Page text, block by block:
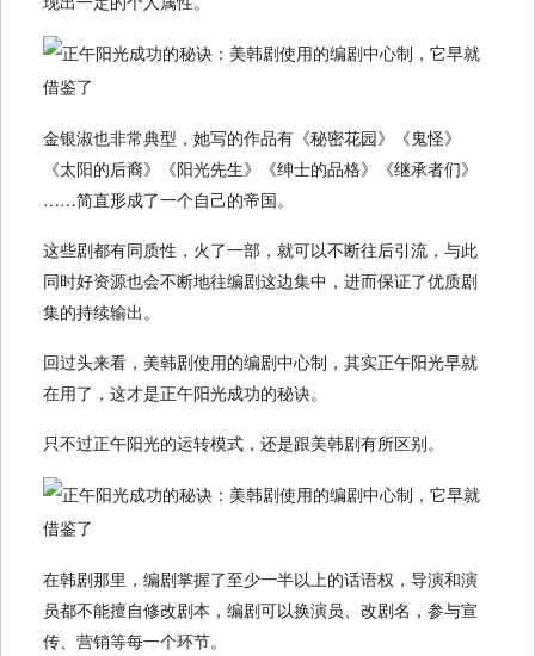
金银淑也非常典型，她写的作品有《秘密花园》《鬼怪》
《太阳的后裔》《阳光先生》《绅士的品格》《继承者们》
……简直形成了一个自己的帝国。
这些剧都有同质性，火了一部，就可以不断往后引流，与此
同时好资源也会不断地往编剧这边集中，进而保证了优质剧
集的持续输出。
回过头来看，美韩剧使用的编剧中心制，其实正午阳光早就
在用了，这才是正午阳光成功的秘诀。
只不过正午阳光的运转模式，还是跟美韩剧有所区别。
在韩剧那里，编剧掌握了至少一半以上的话语权，导演和演
员都不能擅自修改剧本，编剧可以换演员、改剧名，参与宣
传、营销等每一个环节。